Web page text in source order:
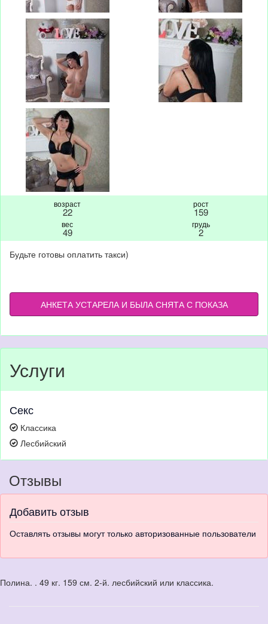
возраст
22
рост
159
вес
49
грудь
2
Будьте готовы оплатить такси)
АНКЕТА УСТАРЕЛА И БЫЛА СНЯТА С ПОКАЗА
Услуги
Секс
Классика
Лесбийский
Отзывы
Добавить отзыв
Оставлять отзывы могут только авторизованные пользователи
Полина. . 49 кг. 159 см. 2-й. лесбийский или классика.